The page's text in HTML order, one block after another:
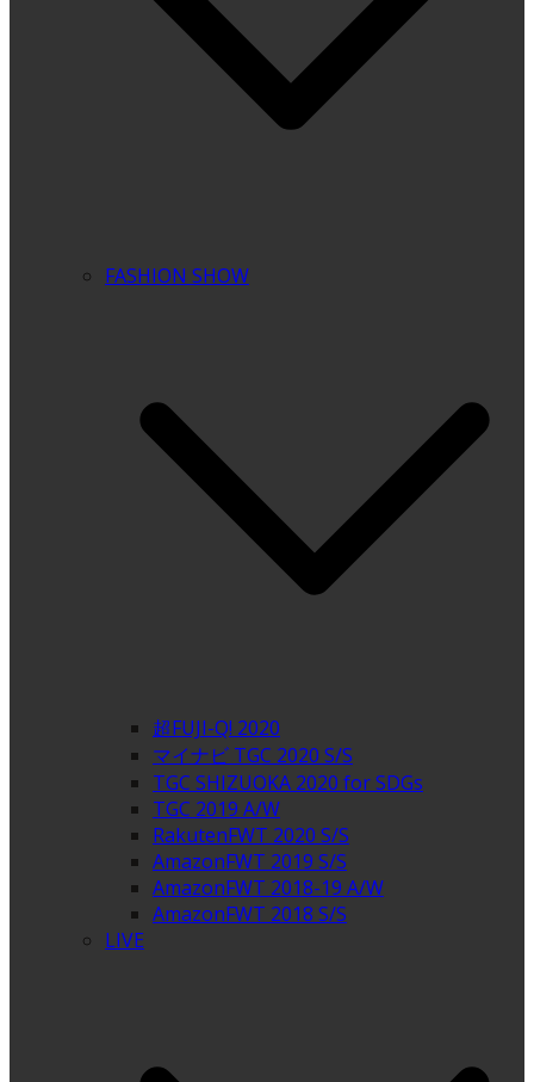
FASHION SHOW
超FUJI-Q! 2020
マイナビ TGC 2020 S/S
TGC SHIZUOKA 2020 for SDGs
TGC 2019 A/W
RakutenFWT 2020 S/S
AmazonFWT 2019 S/S
AmazonFWT 2018-19 A/W
AmazonFWT 2018 S/S
LIVE